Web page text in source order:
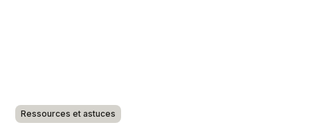
Ressources et astuces